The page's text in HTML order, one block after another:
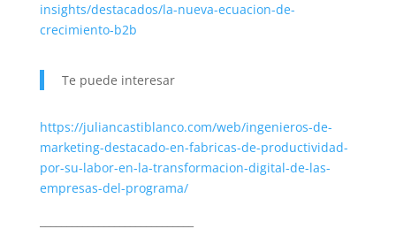
insights/destacados/la-nueva-ecuacion-de-
crecimiento-b2b
Te puede interesar
https://juliancastiblanco.com/web/ingenieros-de-
marketing-destacado-en-fabricas-de-productividad-
por-su-labor-en-la-transformacion-digital-de-las-
empresas-del-programa/